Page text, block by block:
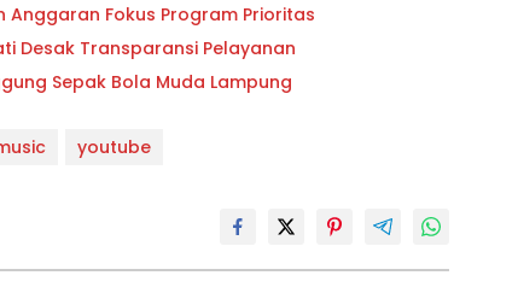
Anggaran Fokus Program Prioritas
Desak Transparansi Pelayanan
Sepak Bola Muda Lampung
youtube